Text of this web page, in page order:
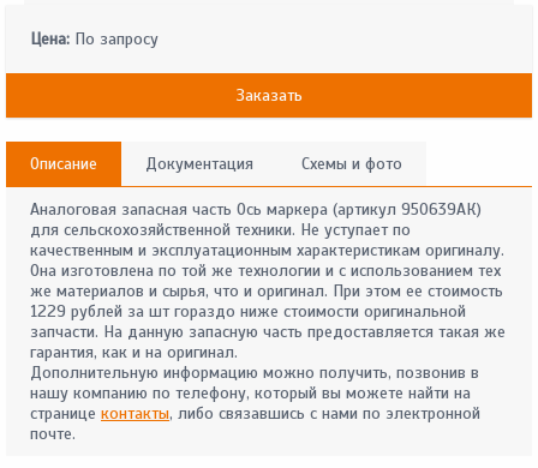
Цена: По запросу
Заказать
Описание Документация Схемы и фото
Аналоговая запасная часть Ось маркера (артикул 950639АК)
для сельскохозяйственной техники. Не уступает по
качественным и эксплуатационным характеристикам оригиналу.
Она изготовлена по той же технологии и с использованием тех
же материалов и сырья, что и оригинал. При этом ее стоимость
1229 рублей за шт гораздо ниже стоимости оригинальной
запчасти. На данную запасную часть предоставляется такая же
гарантия, как и на оригинал.
Дополнительную информацию можно получить, позвонив в
нашу компанию по телефону, который вы можете найти на
странице контакты, либо связавшись с нами по электронной
почте.